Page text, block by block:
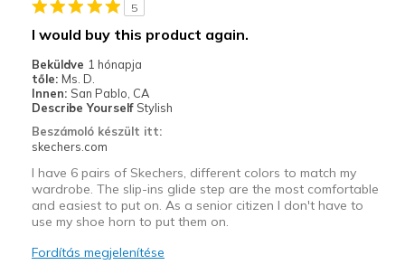
5
I would buy this product again.
Beküldve 1 hónapja
tőle: Ms. D.
Innen: San Pablo, CA
Describe Yourself Stylish
Beszámoló készült itt:
skechers.com
I have 6 pairs of Skechers, different colors to match my
wardrobe. The slip-ins glide step are the most comfortable
and easiest to put on. As a senior citizen I don't have to
use my shoe horn to put them on.
Fordítás megjelenítése